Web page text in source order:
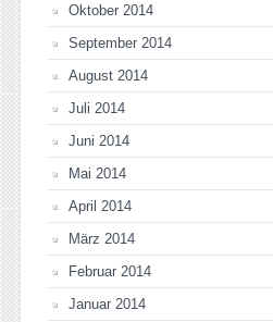
Oktober 2014
September 2014
August 2014
Juli 2014
Juni 2014
Mai 2014
April 2014
März 2014
Februar 2014
Januar 2014